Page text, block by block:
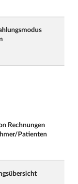
Rechnungen
Patienten